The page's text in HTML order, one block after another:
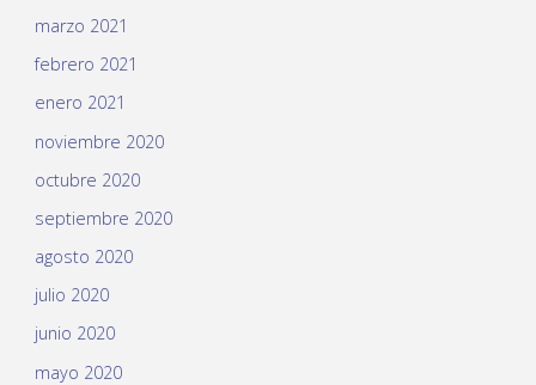
marzo 2021
febrero 2021
enero 2021
noviembre 2020
octubre 2020
septiembre 2020
agosto 2020
julio 2020
junio 2020
mayo 2020